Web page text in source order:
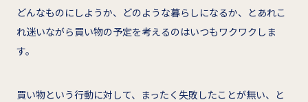
どんなものにしようか、どのような暮らしになるか、とあれこ
れ迷いながら買い物の予定を考えるのはいつもワクワクしま
す。
買い物という行動に対して、まったく失敗したことが無い、と